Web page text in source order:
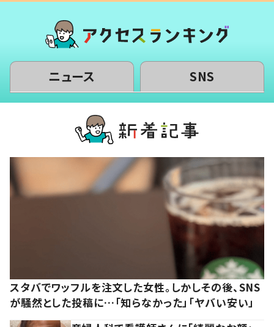
ニュース SNS
スタバでワッフルを注文した女性。しかしその後、SNS
が騒然とした投稿に…「知らなかった」「ヤバい安い」